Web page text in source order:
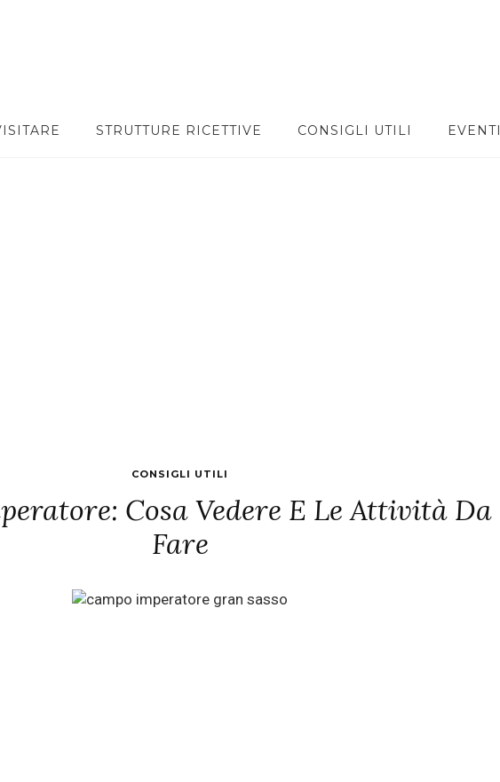
STRUTTURE RICETTIVE CONSIGLI UTILI EVENTI
CONSIGLI UTILI
Cosa Vedere E Le Attività Da
Fare